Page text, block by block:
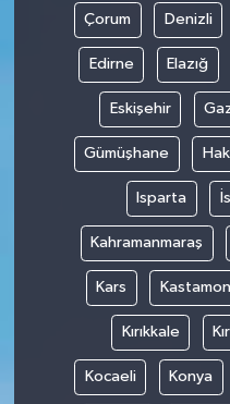
Çorum Denizli
Edirne Elazığ
Eskişehir
Gümüşhane
Isparta
Kahramanmaraş
Kars
Kırıkkale
Kocaeli Konya